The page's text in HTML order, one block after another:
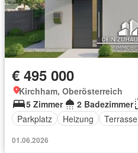
€ 495 000
Kirchham, Oberösterreich
5 Zimmer
2 Badezimmer
Parkplatz
Heizung Terrasse
01.06.2026